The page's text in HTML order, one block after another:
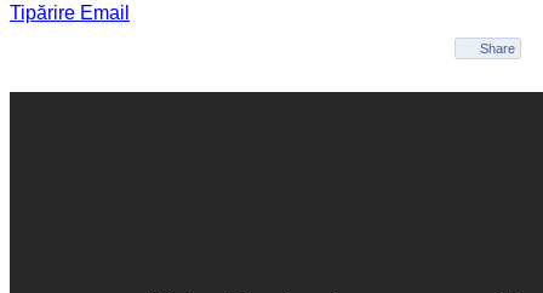
Tipărire Email
Share